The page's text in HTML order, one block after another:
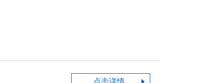
点击详情